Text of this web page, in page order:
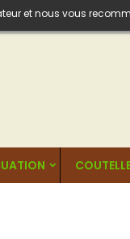
et nous vous